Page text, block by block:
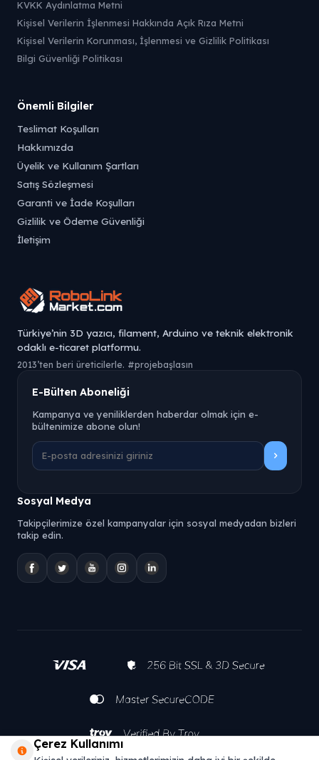
KVKK Aydınlatma Metni
Kişisel Verilerin İşlenmesi Hakkında Açık Rıza Metni
Kişisel Verilerin Korunması, İşlenmesi ve Gizlilik Politikası
Bilgi Güvenliği Politikası
Önemli Bilgiler
Teslimat Koşulları
Hakkımızda
Üyelik ve Kullanım Şartları
Satış Sözleşmesi
Garanti ve İade Koşulları
Gizlilik ve Ödeme Güvenliği
İletişim
Türkiye’nin 3D yazıcı, filament, Arduino ve teknik elektronik
odaklı e-ticaret platformu.
2013’ten beri üreticilerle. #projebaşlasın
E-Bülten Aboneliği
Kampanya ve yeniliklerden haberdar olmak için e-
bültenimize abone olun!
Sosyal Medya
Takipçilerimize özel kampanyalar için sosyal medyadan bizleri
takip edin.
Çerez Kullanımı